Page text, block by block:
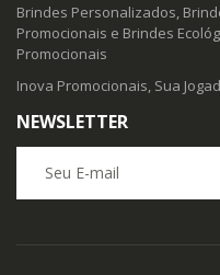
Brindes Personalizados,
Promocionais e Brindes
Promocionais
Inova Promocionais, Sua
NEWSLETTER